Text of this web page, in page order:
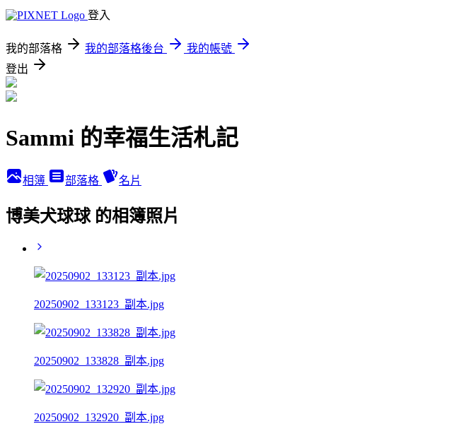
登入
我的部落格 我的部落格後台
我的帳號
登出
Sammi 的幸福生活札記
相簿 部落格 名片
博美犬球球 的相簿照片
20250902_133123_副本.jpg
20250902_133828_副本.jpg
20250902_132920_副本.jpg